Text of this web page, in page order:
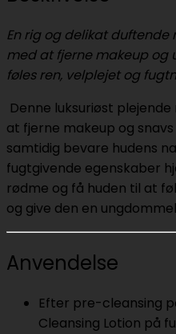
En rig og delikat
med at fjerne makeup og
føles ren, velplejet og
Denne luksuriøst
at fjerne makeup og
samtidig bevare hudens
fugtgivende egenskaber
rødme og få huden til at
og give den en
Anvendelse
Efter pre-cleansing
Cleansing Lotion på